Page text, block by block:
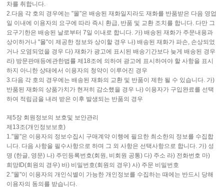
차를 취합니다.
2.다음 각 호의 경우에는 "몰"은 배송된 재화일지라도 재화를 반품받은 다음 영업
일 이내에 이용자의 요구에 따라 즉시 환급, 반품 및 교환 조치를 합니다. 다만 그
요구기한은 배송된 날로부터 7일 이내로 합니다. 가) 배송된 재화가 주문내용과
상이하거나 "몰"이 제공한 정보와 상이할 경우 나) 배송된 재화가 파손, 손상되었
거나 오염되었을 경우 다) 재화가 광고에 표시된 배송기간보다 늦게 배송된 경우
라) 방문판매등에관한법률 제18조에 의하여 광고에 표시하여야 할 사항을 표시
하지 아니한 상태에서 이용자의 청약이 이루어진 경우
3.다음 각 호의 경우에는 배송된 재화의 교환 및 반품이 제한 될 수 있습니다. 가)
반품된 재화의 상품가치가 현저히 감소했을 경우 나) 이용자가 구입완료를 선택
하여 적립금을 내려 받은 이후 발생되는 반품의 경우
제5장 회원정보의 보호및 보안관리
제13조(개인정보보호)
1."몰"은 이용자의 정보수집시 구매계약 이행에 필요한 최소한의 정보를 수집합
니다. 다음 사항을 필수사항으로 하며 그 외 사항은 선택사항으로 합니다. 가) 성
명 (한글, 영문) 나) 주민등록번호(회원, 비회원 공통) 다) 주소 라) 전화번호 마)
희망ID(회원의 경우) 바) 비밀번호(회원의 경우) 사) 주문 비밀번호
2."몰"이 이용자의 개인식별이 가능한 개인정보를 수집하는 때에는 반드시 당해
이용자의 동의를 받습니다.